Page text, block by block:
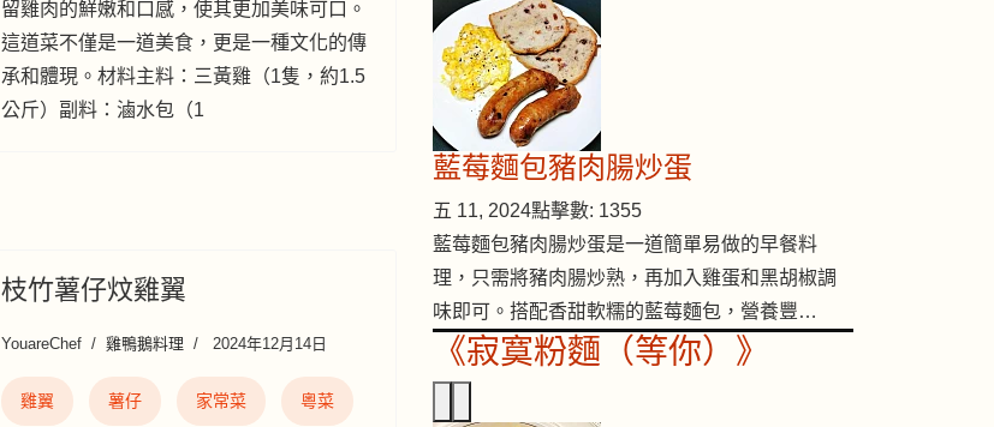
留雞肉的鮮嫩和口感，使其更加美味可口。
這道菜不僅是一道美食，更是一種文化的傳
承和體現。材料主料：三黃雞（1隻，約1.5
公斤）副料：滷水包（1
枝竹薯仔炆雞翼
YouareChef 雞鴨鵝料理 2024年12月14日
雞翼 薯仔 家常菜 粵菜
藍莓麵包豬肉腸炒蛋
五 11, 2024點擊數: 1355
藍莓麵包豬肉腸炒蛋是一道簡單易做的早餐料
理，只需將豬肉腸炒熟，再加入雞蛋和黑胡椒調
味即可。搭配香甜軟糯的藍莓麵包，營養豐…
《寂寞粉麵（等你）》